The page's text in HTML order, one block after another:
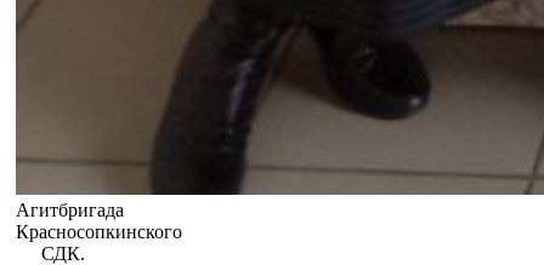
Агитбригада
Красносопкинского
СДК.